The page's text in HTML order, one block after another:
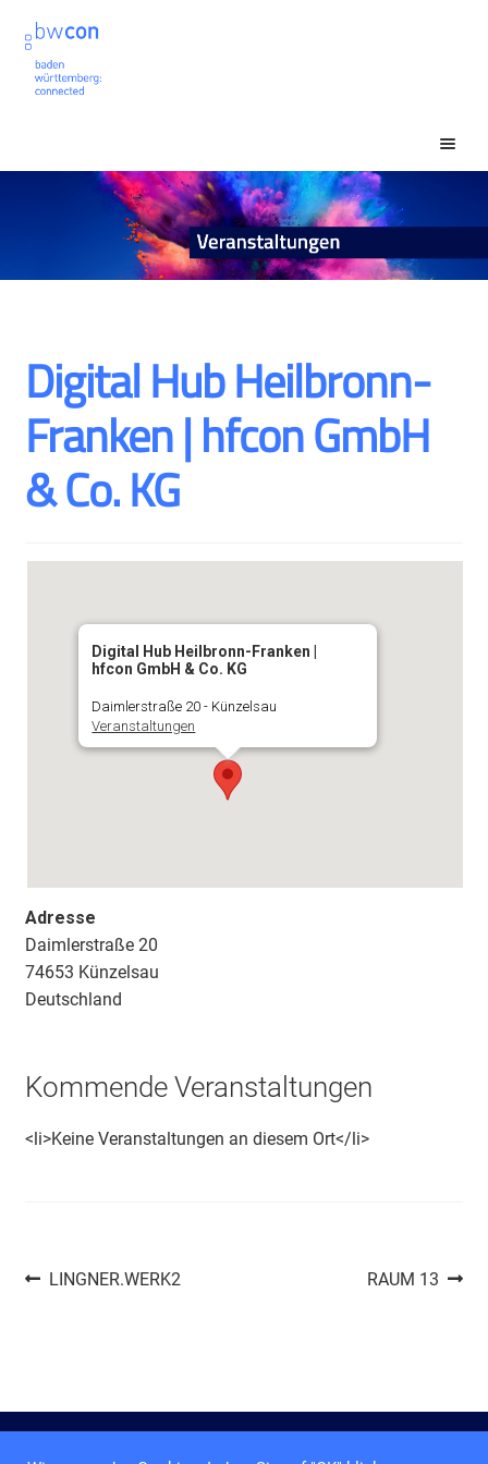
Zur
Navigation
springen
Zum
Inhalt
springen
Veranstaltungssuche
Mein Konto
Digital Hub Heilbronn-
Franken | hfcon GmbH
& Co. KG
Digital Hub Heilbronn-Franken |
hfcon GmbH & Co. KG
Daimlerstraße 20 - Künzelsau
Veranstaltungen
Adresse
Daimlerstraße 20
74653 Künzelsau
Deutschland
Kommende Veranstaltungen
<li>Keine Veranstaltungen an diesem Ort</li>
Beitragsnavigation
Vorheriger
LINGNER.WERK2
Nächster
RAUM 13